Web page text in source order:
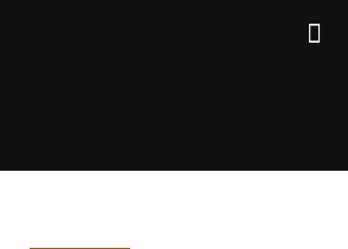
Friedrich